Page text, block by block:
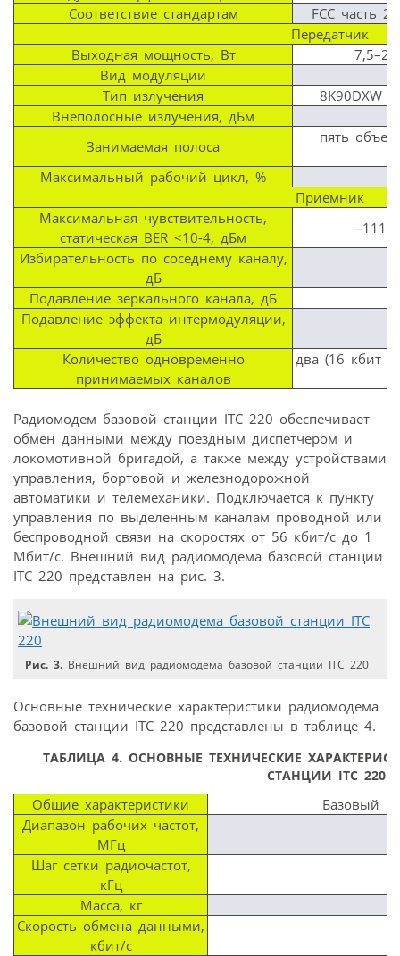
Соответствие стандартам
FCC часть
Передатчик
Выходная мощность, Вт
Вид модуляции
Тип излучения
8K90DXW
Внеполосные излучения, дБм
Занимаемая полоса
пять
Максимальный рабочий цикл, %
Приемник
Максимальная чувствительность,
статическая BER <10-4, дБм
–111
Избирательность по соседнему каналу,
дБ
Подавление зеркального канала, дБ
Подавление эффекта интермодуляции,
дБ
Количество одновременно
принимаемых каналов
два (16 кбит /
Радиомодем базовой станции ITC 220 обеспечивает
обмен данными между поездным диспетчером и
локомотивной бригадой, а также между устройствами
управления, бортовой и железнодорожной
автоматики и телемеханики. Подключается к пункту
управления по выделенным каналам проводной или
беспроводной связи на скоростях от 56 кбит/с до 1
Мбит/с. Внешний вид радиомодема базовой станции
ITC 220 представлен на рис. 3.
Рис. 3. Внешний вид радиомодема базовой станции ITC 220
Основные технические характеристики радиомодема
базовой станции ITC 220 представлены в таблице 4.
ТАБЛИЦА 4. ОСНОВНЫЕ ТЕХНИЧЕСКИЕ
СТАНЦИИ ITC 220
Общие характеристики
Базовый
Диапазон рабочих частот,
МГц
Шаг сетки радиочастот,
кГц
Масса, кг
Скорость обмена данными,
кбит/с